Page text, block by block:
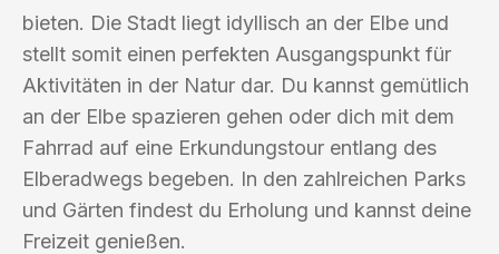
bieten. Die Stadt liegt idyllisch an der Elbe und
stellt somit einen perfekten Ausgangspunkt für
Aktivitäten in der Natur dar. Du kannst gemütlich
an der Elbe spazieren gehen oder dich mit dem
Fahrrad auf eine Erkundungstour entlang des
Elberadwegs begeben. In den zahlreichen Parks
und Gärten findest du Erholung und kannst deine
Freizeit genießen.